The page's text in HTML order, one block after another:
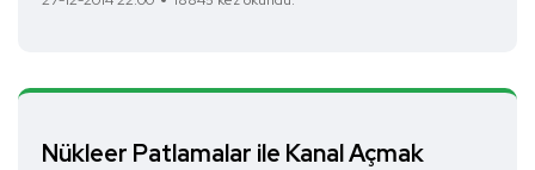
Nükleer Patlamalar ile Kanal Açmak